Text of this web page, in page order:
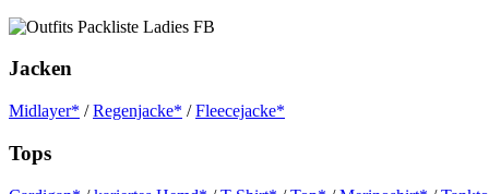
Jacken
Midlayer* /Regenjacke* /Fleecejacke*
Tops